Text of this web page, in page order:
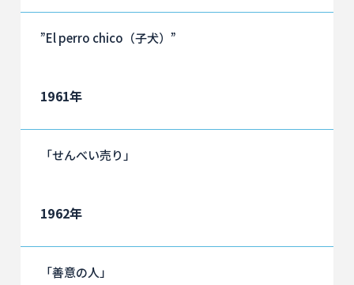
”El perro chico（子犬）”
1961年
「せんべい売り」
1962年
「善意の人」